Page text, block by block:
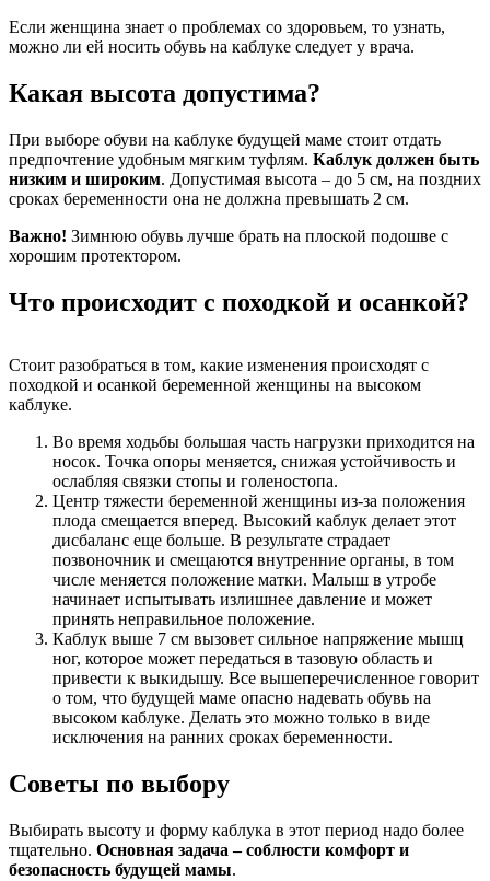
Если женщина знает о проблемах со здоровьем, то узнать,
можно ли ей носить обувь на каблуке следует у врача.
Какая высота допустима?
При выборе обуви на каблуке будущей маме стоит отдать
предпочтение удобным мягким туфлям. Каблук должен быть
низким и широким. Допустимая высота – до 5 см, на поздних
сроках беременности она не должна превышать 2 см.
Важно! Зимнюю обувь лучше брать на плоской подошве с
хорошим протектором.
Что происходит с походкой и осанкой?
Стоит разобраться в том, какие изменения происходят с
походкой и осанкой беременной женщины на высоком
каблуке.
Во время ходьбы большая часть нагрузки приходится на
носок. Точка опоры меняется, снижая устойчивость и
ослабляя связки стопы и голеностопа.
Центр тяжести беременной женщины из-за положения
плода смещается вперед. Высокий каблук делает этот
дисбаланс еще больше. В результате страдает
позвоночник и смещаются внутренние органы, в том
числе меняется положение матки. Малыш в утробе
начинает испытывать излишнее давление и может
принять неправильное положение.
Каблук выше 7 см вызовет сильное напряжение мышц
ног, которое может передаться в тазовую область и
привести к выкидышу. Все вышеперечисленное говорит
о том, что будущей маме опасно надевать обувь на
высоком каблуке. Делать это можно только в виде
исключения на ранних сроках беременности.
Советы по выбору
Выбирать высоту и форму каблука в этот период надо более
тщательно. Основная задача – соблюсти комфорт и
безопасность будущей мамы.